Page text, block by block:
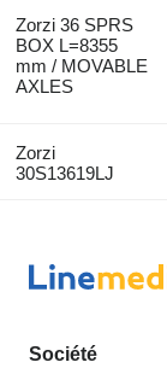
Zorzi 36 SPRS
BOX L=8355
mm / MOVABLE
AXLES
Zorzi
30S13619LJ
Société